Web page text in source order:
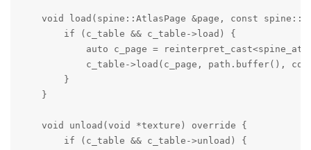
void load(spine::AtlasPage &page, const
        if (c_table && c_table->load) {
auto c_page =
c_table->load(c_page, path.buffer(),
        }
    }
    void unload(void *texture) override {
        if (c_table && c_table->unload) {